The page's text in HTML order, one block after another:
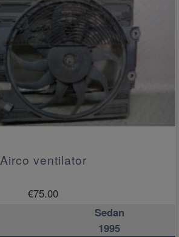
Airco ventilator
€75.00
Sedan
1995